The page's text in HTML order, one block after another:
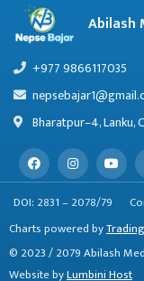
Abilash
+977 9866117035
Bharatpur–4, Lanku,
DOI: 2831 – 2078/79
Charts powered by
© 2023 / 2079 Abilash
Website byLumbini Host